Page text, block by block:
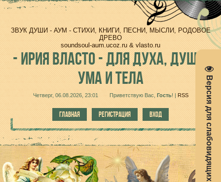
Версия для слабовидящих
ЗВУК ДУШИ - АУМ - СТИХИ, КНИГИ, ПЕСНИ, МЫСЛИ, РОДОВОЕ
ДРЕВО
soundsoul-aum.ucoz.ru & vlasto.ru
-ИРИЯ ВЛАСТО - ДЛЯ ДУХА, ДУШИ,
УМА И ТЕЛА
Четверг, 06.08.2026, 23:01 Приветствую Вас, Гость! | RSS
ГЛАВНАЯ РЕГИСТРАЦИЯ ВХОД